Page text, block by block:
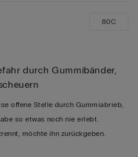
durch Gummibänder,
offene Stelle durch Gummiabrieb,
so etwas noch nie erlebt.
möchte ihn zurückgeben.
80C